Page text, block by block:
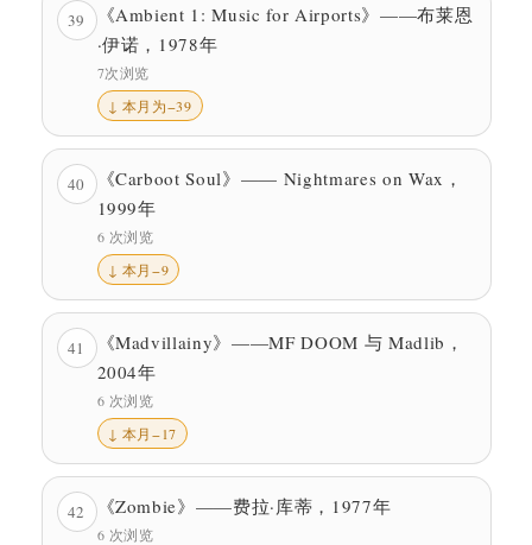
39
《Ambient 1: Music for Airports》——布莱恩
·伊诺，1978年
7次浏览
↓ 本月为−39
40
《Carboot Soul》—— Nightmares on Wax，
1999年
6 次浏览
↓ 本月−9
41
《Madvillainy》——MF DOOM 与 Madlib，
2004年
6 次浏览
↓ 本月−17
42 《Zombie》——费拉·库蒂，1977年
6 次浏览